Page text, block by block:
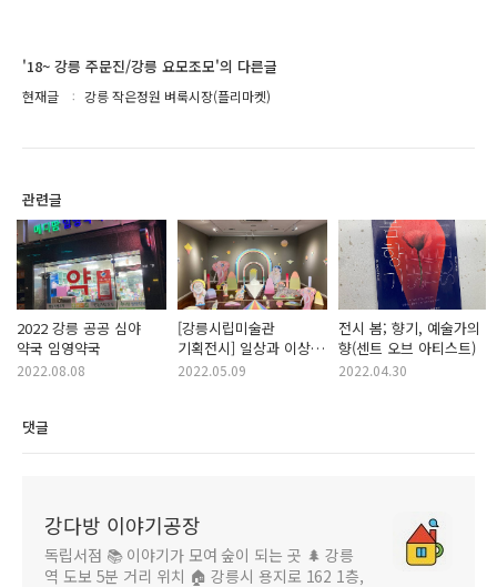
'18~ 강릉 주문진/강릉 요모조모'의 다른글
현재글 강릉 작은정원 벼룩시장(플리마켓)
관련글
2022 강릉 공공 심야
약국 임영약국
2022.08.08
[강릉시립미술관
기획전시] 일상과 이상,
김슬기·최윤정
2022.05.09
전시 봄; 향기, 예술가의
향(센트 오브 아티스트)
2022.04.30
댓글
강다방 이야기공장
독립서점 📚 이야기가 모여 숲이 되는 곳 🌲 강릉
역 도보 5분 거리 위치 🏠 강릉시 용지로 162 1층,